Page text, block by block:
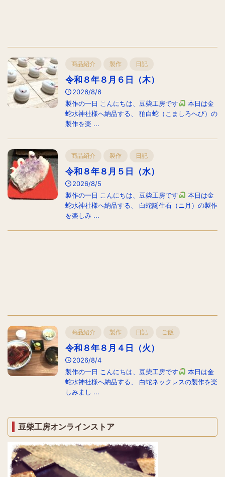
商品紹介 製作 日記
令和８年８月６日（木）
2026/8/6
製作の一日 こんにちは、豆柴工房です
本日は金
蛇水神社様へ納品する、 狛白蛇（こましろへび）の
製作を楽 ...
商品紹介 製作 日記
令和８年８月５日（水）
2026/8/5
製作の一日 こんにちは、豆柴工房です
本日は金
蛇水神社様へ納品する、 白蛇誕生石（ニ月）の製作
を楽しみ ...
商品紹介 製作 日記 ご飯
令和８年８月４日（火）
2026/8/4
製作の一日 こんにちは、豆柴工房です
本日は金
蛇水神社様へ納品する、 白蛇ネックレスの製作を楽
しみまし ...
豆柴工房オンラインストア